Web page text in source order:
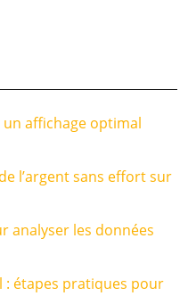
affichage optimal
l’argent sans effort sur
analyser les données
: étapes pratiques pour